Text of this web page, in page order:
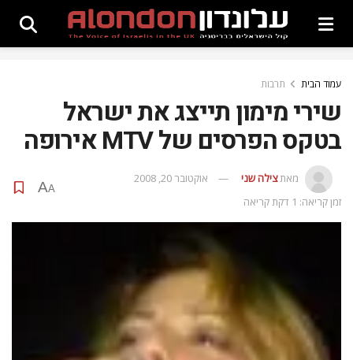
עמוד הבית תרבות
שירי מימון תייצג את ישראל
בטקס הפרסים של MTV אירופה
מאתצילה שני
אוקטובר 20, 2008
זמן קריאה: 1 דקת קריאה
A
A